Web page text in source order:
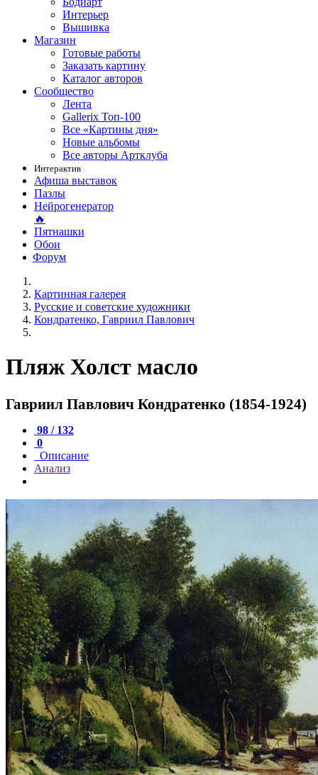
Интерьер
Вышивка
Магазин
Готовые работы
Заказать картину
Каталог авторов
Сообщество
Лента
Gallerix Топ-100
Все «Картины дня»
Новые альбомы
Все авторы Артклуба
Интерактив
Афиша выставок
Пазлы
Нейрогенератор
🔥
Пятнашки
Обои
Форум
Картинная галерея
Русские и советские художники
Кондратенко, Гавриил Павлович
Пляж Холст масло
Гавриил Павлович Кондратенко (1854-1924)
98 / 132
0
Описание
Анализ